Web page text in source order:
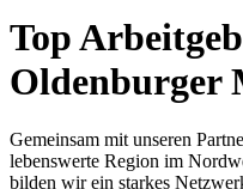
Top
Oldenburger
Gemeinsam mit unseren
lebenswerte Region im
bilden wir ein starkes